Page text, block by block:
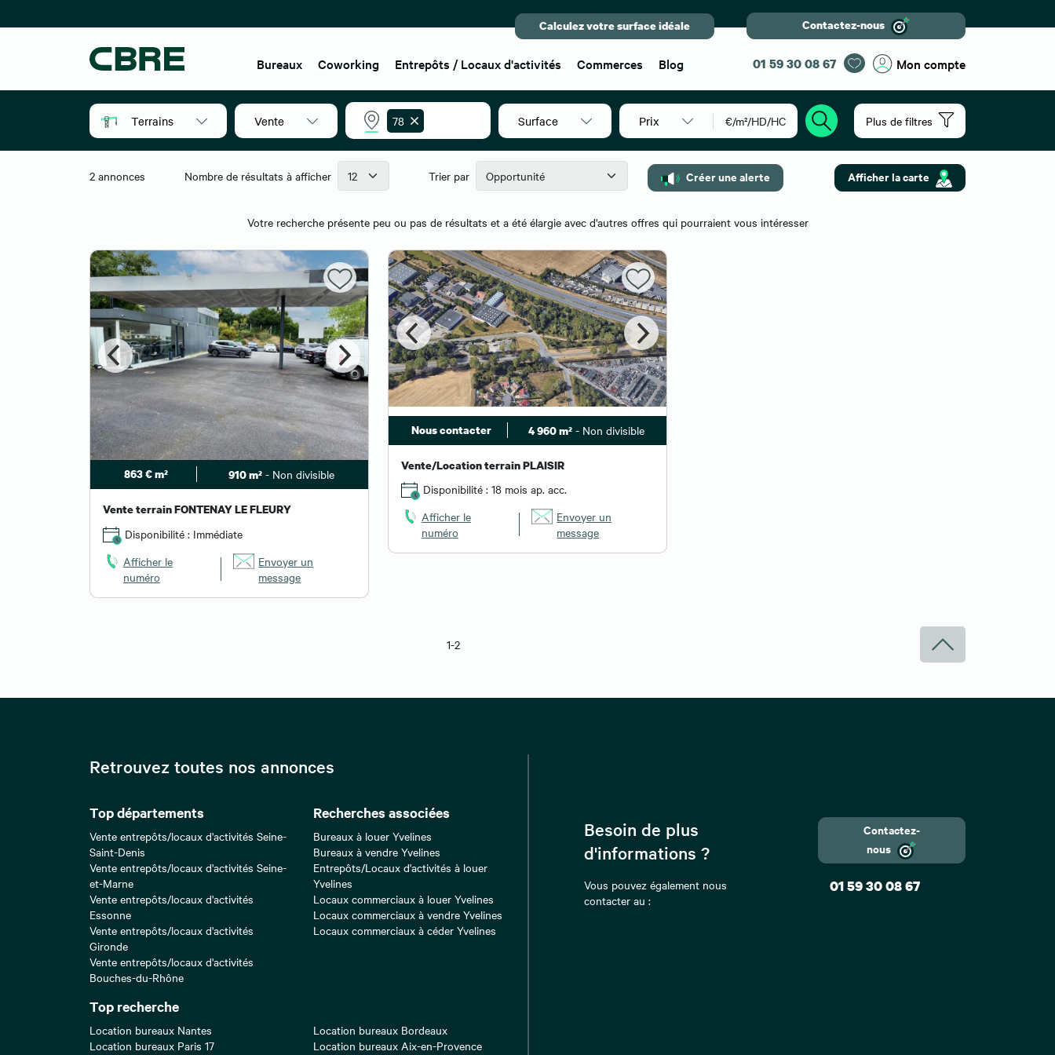
Calculez votre surface idéale Contactez-nous
Bureaux Coworking Entrepôts / Locaux d'activités Commerces Blog 01 59 30 08 67 Mon compte
Terrains Vente 78 Surface Prix €/m²/HD/HC Plus de filtres
2 annonces Nombre de résultats à afficher Trier par Créer une alerte Afficher la carte
Votre recherche présente peu ou pas de résultats et a été élargie avec d'autres offres qui pourraient vous intéresser
863 € m² 910 m²- Non divisible
Vente terrain FONTENAY LE FLEURY
Disponibilité : Immédiate
Afficher le
numéro
Envoyer un
message
Nous contacter 4 960 m²- Non divisible
Vente/Location terrain PLAISIR
Disponibilité : 18 mois ap. acc.
Afficher le
numéro
Envoyer un
message
1-2
Retrouvez toutes nos annonces
Top départements
Vente entrepôts/locaux d'activités Seine-
Saint-Denis
Vente entrepôts/locaux d'activités Seine-
et-Marne
Vente entrepôts/locaux d'activités
Essonne
Vente entrepôts/locaux d'activités
Gironde
Vente entrepôts/locaux d'activités
Bouches-du-Rhône
Recherches associées
Bureaux à louer Yvelines
Bureaux à vendre Yvelines
Entrepôts/Locaux d'activités à louer
Yvelines
Locaux commerciaux à louer Yvelines
Locaux commerciaux à vendre Yvelines
Locaux commerciaux à céder Yvelines
Top recherche
Location bureaux Nantes
Location bureaux Paris 17
Location bureaux Bordeaux
Location bureaux Aix-en-Provence
Besoin de plus
d'informations ?
Contactez-
nous
Vous pouvez également nous
contacter au :
01 59 30 08 67